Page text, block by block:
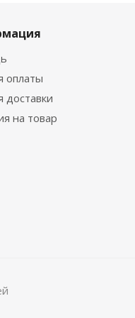
оплаты
доставки
на товар